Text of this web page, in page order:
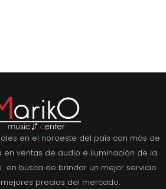
en el noroeste del país con más de
en ventas de audio e iluminación de la
en busca de brindar un mejor servicio
precios del mercado.